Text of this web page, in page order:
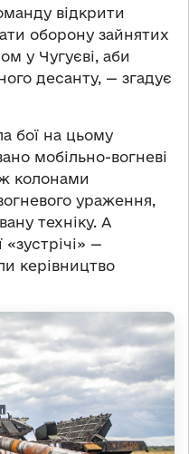
відкрити
оборону зайнятих
у Чугуєві, аби
десанту, — згадує
бої на цьому
мобільно-вогневі
колонами
ураження,
техніку. А
«зустрічі» —
керівництво